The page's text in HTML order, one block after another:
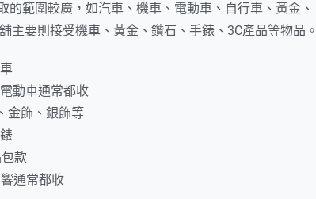
範圍較廣，如汽車、機車、電動車、自行車、黃金、
主要則接受機車、黃金、鑽石、手錶、3C產品等物品。
動車通常都收
金飾、銀飾等
款
通常都收